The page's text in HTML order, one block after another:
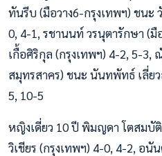
ทันรีบ (มือวาง6-กรุงเทพฯ) ชน
0, 4-1, รชานนท์ วรนุตารักษา (มื
เกื้อศิริกุล (กรุงเทพฯ) 4-2, 5-
สมุทรสาคร) ชนะ นันทพัทธ์ เลี่ย
5, 10-5
หญิงเดี่ยว 10 ปี พิมญดา โตสม
วิเชียร (กรุงเทพฯ) 4-0, 4-2, อ